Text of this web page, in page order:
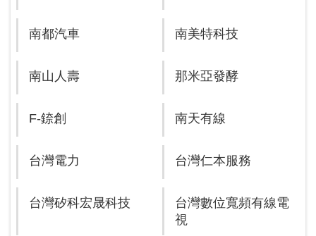
南都汽車 南美特科技
南山人壽 那米亞發酵
F-錼創 南天有線
台灣電力 台灣仁本服務
台灣矽科宏晟科技
台灣數位寬頻有線電
視